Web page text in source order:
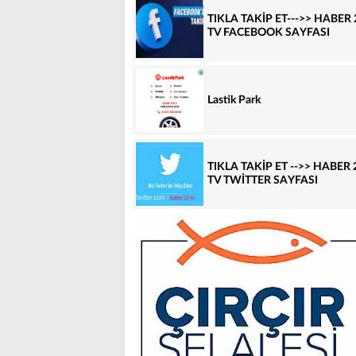
TIKLA TAKİP ET--->> HABER
TV FACEBOOK SAYFASI
Lastik Park
TIKLA TAKİP ET -->> HABER
TV TWİTTER SAYFASI